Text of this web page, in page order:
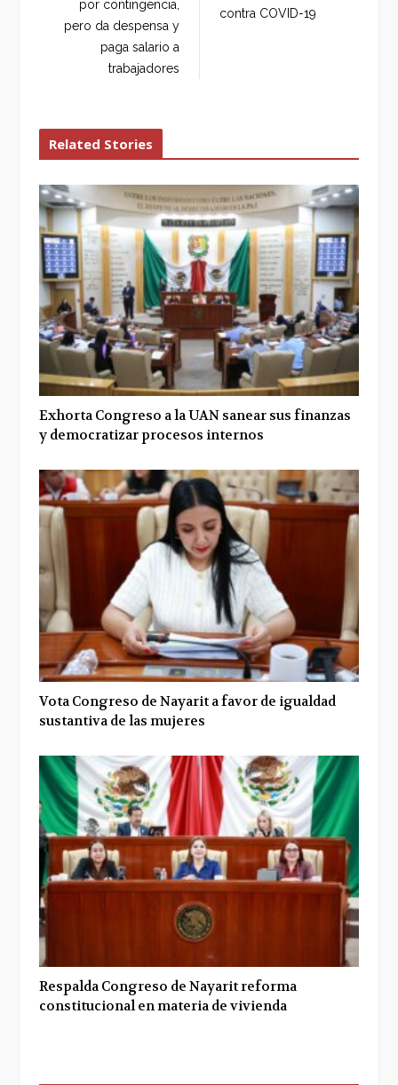
k
n
por contingencia,
pero da despensa y
paga salario a
trabajadores
contra COVID-19
Related Stories
Exhorta Congreso a la UAN sanear sus finanzas
y democratizar procesos internos
Vota Congreso de Nayarit a favor de igualdad
sustantiva de las mujeres
Respalda Congreso de Nayarit reforma
constitucional en materia de vivienda